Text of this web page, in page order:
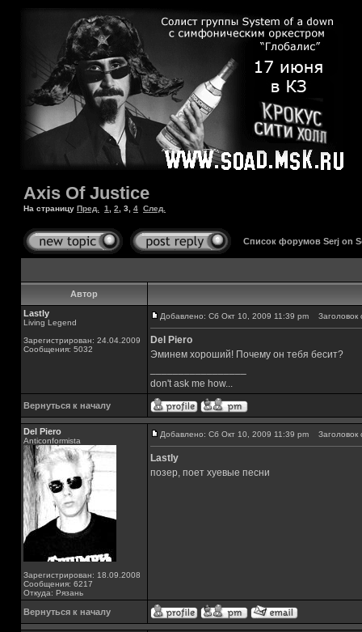
Axis Of Justice
На страницу Пред. 1 2 3 4 След.
Список форумов Serj on
Автор
Lastly
Living Legend
Зарегистрирован: 24.04.2009
Сообщения: 5032
Добавлено: Сб Окт 10, 2009 11:39 pm Заголовок
Del Piero
Эминем хороший! Почему он тебя бесит?
don't ask me how...
Вернуться к началу
Del Piero
Аnticonformista
Зарегистрирован: 18.09.2008
Сообщения: 6217
Откуда: Рязань
Добавлено: Сб Окт 10, 2009 11:39 pm Заголовок
Lastly
позер, поет хуевые песни
Вернуться к началу